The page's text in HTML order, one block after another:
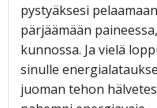
pystyäksesi
pärjäämään
kunnossa. Ja vielä
sinulle
juoman tehon